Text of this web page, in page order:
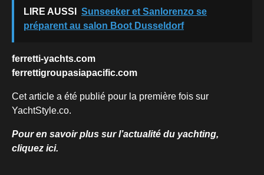
LIRE AUSSI
Sunseeker et Sanlorenzo se
préparent au salon Boot Dusseldorf
ferretti-yachts.com
ferrettigroupasiapacific.com
Cet article a été publié pour la première fois sur
YachtStyle.co.
Pour en savoir plus sur l’actualité du yachting,
cliquez ici.